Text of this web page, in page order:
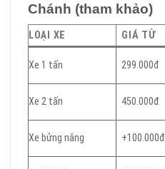
Chánh (tham khảo)
LOẠI XE GIÁ TỪ
Xe 1 tấn 299.000đ
Xe 2 tấn 450.000đ
Xe bửng nâng +100.000đ